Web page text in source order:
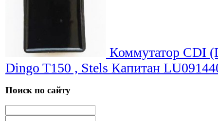
Коммутатор CDI
Dingo T150 , Stels Капитан
Поиск по сайту